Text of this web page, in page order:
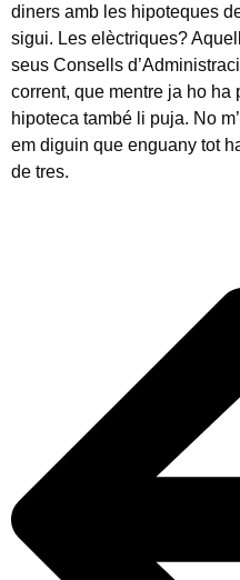
diners amb les hipoteques
sigui. Les elèctriques?
seus Consells
corrent, que mentre ja ho ha
hipoteca també li puja. No
em diguin que enguany tot
de tres.